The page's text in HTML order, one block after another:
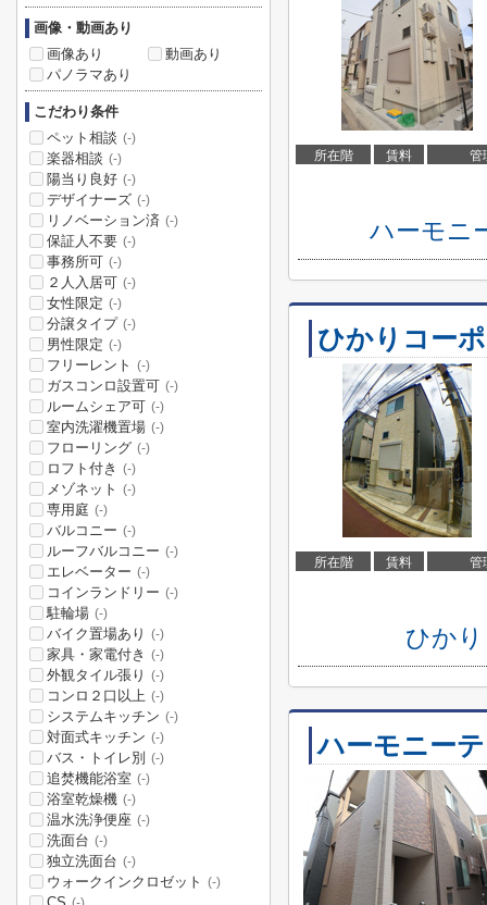
所在階 賃料 管
ハーモニ
ひかりコー
所在階 賃料 管
ひか
ハーモニー
画像・動画あり
画像あり
動画あり
パノラマあり
こだわり条件
ペット相談 (-)
楽器相談 (-)
陽当り良好 (-)
デザイナーズ (-)
リノベーション済 (-)
保証人不要 (-)
事務所可 (-)
２人入居可 (-)
女性限定 (-)
分譲タイプ (-)
男性限定 (-)
フリーレント (-)
ガスコンロ設置可 (-)
ルームシェア可 (-)
室内洗濯機置場 (-)
フローリング (-)
ロフト付き (-)
メゾネット (-)
専用庭 (-)
バルコニー (-)
ルーフバルコニー (-)
エレベーター (-)
コインランドリー (-)
駐輪場 (-)
バイク置場あり (-)
家具・家電付き (-)
外観タイル張り (-)
コンロ２口以上 (-)
システムキッチン (-)
対面式キッチン (-)
バス・トイレ別 (-)
追焚機能浴室 (-)
浴室乾燥機 (-)
温水洗浄便座 (-)
洗面台 (-)
独立洗面台 (-)
ウォークインクロゼット (-)